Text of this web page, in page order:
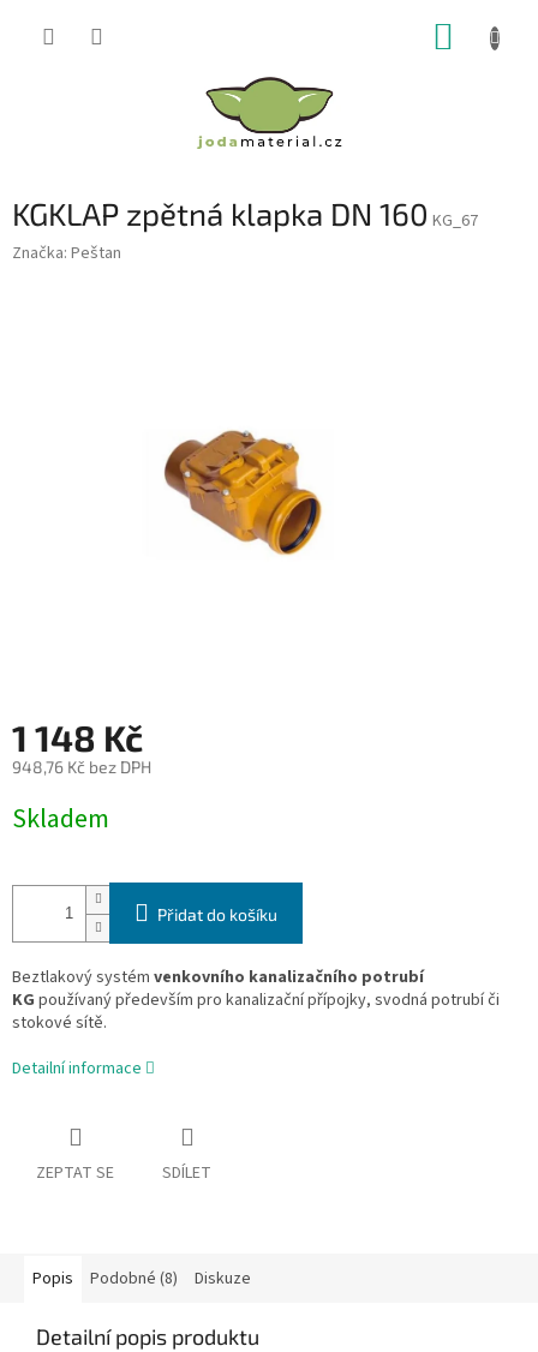
KGKLAP zpětná klapka DN 160 KG_67
Značka: Peštan
1 148 Kč
948,76 Kč bez DPH
cena:
Skladem
Přidat do košíku
Beztlakový systém venkovního kanalizačního potrubí
KG používaný především pro kanalizační přípojky, svodná potrubí či
stokové sítě.
Detailní informace
ZEPTAT SE SDÍLET
Popis Podobné (8) Diskuze
Detailní popis produktu